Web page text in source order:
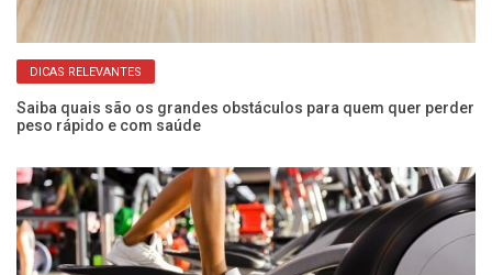
DICAS RELEVANTES
Saiba quais são os grandes obstáculos para quem quer perder
peso rápido e com saúde